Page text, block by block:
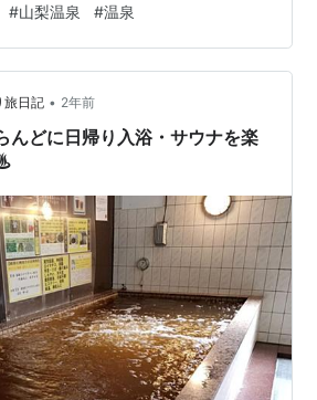
の栽培が盛んに行われ、 甲州ワイン
外に大変高い評価を受けています。
さんは 日帰り温泉の他 宿泊所・ワイ
キュー施設が楽しめる 複合施設とな
の歴史と史跡の散策を終…
#山梨温泉 #温泉
旅日記 • 2年前
どに日帰り入浴・サウナを楽